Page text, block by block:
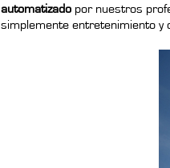
automatizado por nuestros
simplemente entretenimiento y